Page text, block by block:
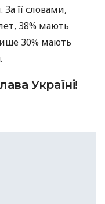
її словами,
38% мають
30% мають
Україні!